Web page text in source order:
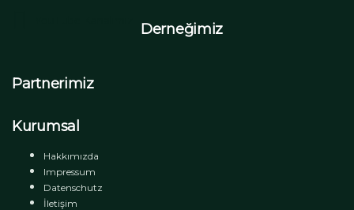
Derneğimiz
Partnerimiz
Kurumsal
Hakkımızda
Impressum
Datenschutz
İletişim